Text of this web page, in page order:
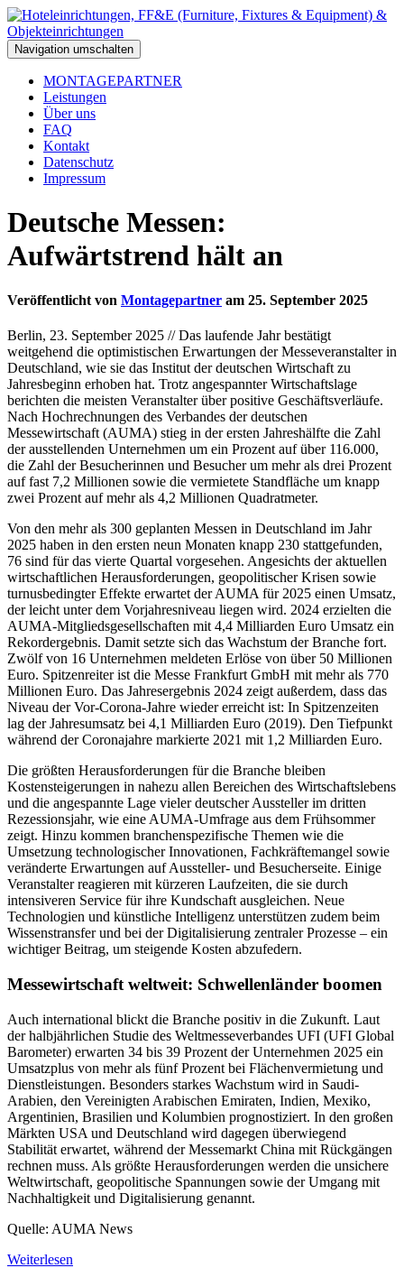
Navigation umschalten
MONTAGEPARTNER
Leistungen
Über uns
FAQ
Kontakt
Datenschutz
Impressum
Deutsche Messen:
Aufwärtstrend hält an
Veröffentlicht von Montagepartner am 25. September 2025
Berlin, 23. September 2025 // Das laufende Jahr bestätigt
weitgehend die optimistischen Erwartungen der Messeveranstalter in
Deutschland, wie sie das Institut der deutschen Wirtschaft zu
Jahresbeginn erhoben hat. Trotz angespannter Wirtschaftslage
berichten die meisten Veranstalter über positive Geschäftsverläufe.
Nach Hochrechnungen des Verbandes der deutschen
Messewirtschaft (AUMA) stieg in der ersten Jahreshälfte die Zahl
der ausstellenden Unternehmen um ein Prozent auf über 116.000,
die Zahl der Besucherinnen und Besucher um mehr als drei Prozent
auf fast 7,2 Millionen sowie die vermietete Standfläche um knapp
zwei Prozent auf mehr als 4,2 Millionen Quadratmeter.
Von den mehr als 300 geplanten Messen in Deutschland im Jahr
2025 haben in den ersten neun Monaten knapp 230 stattgefunden,
76 sind für das vierte Quartal vorgesehen. Angesichts der aktuellen
wirtschaftlichen Herausforderungen, geopolitischer Krisen sowie
turnusbedingter Effekte erwartet der AUMA für 2025 einen Umsatz,
der leicht unter dem Vorjahresniveau liegen wird. 2024 erzielten die
AUMA-Mitgliedsgesellschaften mit 4,4 Milliarden Euro Umsatz ein
Rekordergebnis. Damit setzte sich das Wachstum der Branche fort.
Zwölf von 16 Unternehmen meldeten Erlöse von über 50 Millionen
Euro. Spitzenreiter ist die Messe Frankfurt GmbH mit mehr als 770
Millionen Euro. Das Jahresergebnis 2024 zeigt außerdem, dass das
Niveau der Vor-Corona-Jahre wieder erreicht ist: In Spitzenzeiten
lag der Jahresumsatz bei 4,1 Milliarden Euro (2019). Den Tiefpunkt
während der Coronajahre markierte 2021 mit 1,2 Milliarden Euro.
Die größten Herausforderungen für die Branche bleiben
Kostensteigerungen in nahezu allen Bereichen des Wirtschaftslebens
und die angespannte Lage vieler deutscher Aussteller im dritten
Rezessionsjahr, wie eine AUMA-Umfrage aus dem Frühsommer
zeigt. Hinzu kommen branchenspezifische Themen wie die
Umsetzung technologischer Innovationen, Fachkräftemangel sowie
veränderte Erwartungen auf Aussteller- und Besucherseite. Einige
Veranstalter reagieren mit kürzeren Laufzeiten, die sie durch
intensiveren Service für ihre Kundschaft ausgleichen. Neue
Technologien und künstliche Intelligenz unterstützen zudem beim
Wissenstransfer und bei der Digitalisierung zentraler Prozesse – ein
wichtiger Beitrag, um steigende Kosten abzufedern.
Messewirtschaft weltweit: Schwellenländer boomen
Auch international blickt die Branche positiv in die Zukunft. Laut
der halbjährlichen Studie des Weltmesseverbandes UFI (UFI Global
Barometer) erwarten 34 bis 39 Prozent der Unternehmen 2025 ein
Umsatzplus von mehr als fünf Prozent bei Flächenvermietung und
Dienstleistungen. Besonders starkes Wachstum wird in Saudi-
Arabien, den Vereinigten Arabischen Emiraten, Indien, Mexiko,
Argentinien, Brasilien und Kolumbien prognostiziert. In den großen
Märkten USA und Deutschland wird dagegen überwiegend
Stabilität erwartet, während der Messemarkt China mit Rückgängen
rechnen muss. Als größte Herausforderungen werden die unsichere
Weltwirtschaft, geopolitische Spannungen sowie der Umgang mit
Nachhaltigkeit und Digitalisierung genannt.
Quelle: AUMA News
Weiterlesen